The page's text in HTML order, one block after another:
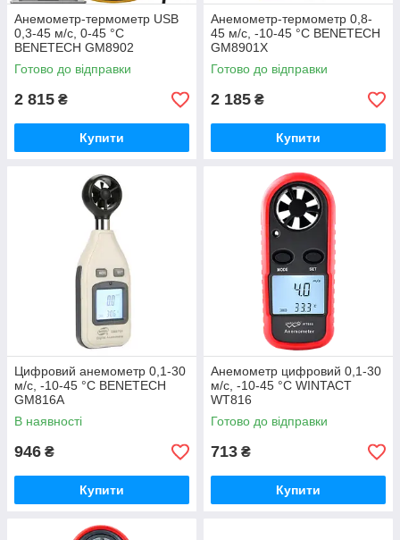
Анемометр-термометр USB
0,3-45 м/с, 0-45 °C
BENETECH GM8902
Готово до відправки
2 815 ₴
Купити
Анемометр-термометр 0,8-
45 м/с, -10-45 °C BENETECH
GM8901X
Готово до відправки
2 185 ₴
Купити
Цифровий анемометр 0,1-30
м/с, -10-45 °C BENETECH
GM816A
В наявності
946 ₴
Купити
Анемометр цифровий 0,1-30
м/с, -10-45 °C WINTACT
WT816
Готово до відправки
713 ₴
Купити